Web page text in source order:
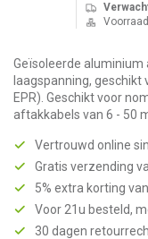
Geïsoleerde
laagspanning, geschikt
EPR). Geschikt voor
aftakkabels van 6 - 50
Vertrouwd online
Gratis verzending
5% extra korting
Voor 21u besteld,
30 dagen